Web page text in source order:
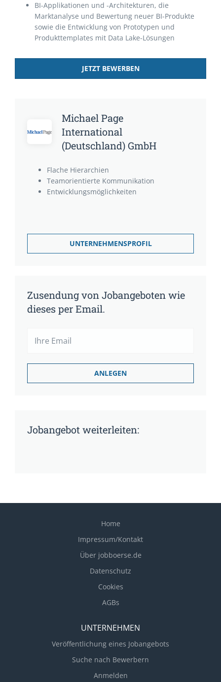
BI-Applikationen und -Architekturen, die
Marktanalyse und Bewertung neuer BI-Produkte
sowie die Entwicklung von Prototypen und
Produkttemplates mit Data Lake-Lösungen
JETZT BEWERBEN
Michael Page
International
(Deutschland) GmbH
Flache Hierarchien
Teamorientierte Kommunikation
Entwicklungsmöglichkeiten
UNTERNEHMENSPROFIL
Zusendung von Jobangeboten wie
dieses per Email.
Jobangebot weiterleiten:
Home
Impressum/Kontakt
Über jobboerse.de
Datenschutz
Cookies
AGBs
UNTERNEHMEN
Veröffentlichung eines Jobangebots
Suche nach Bewerbern
Anmelden